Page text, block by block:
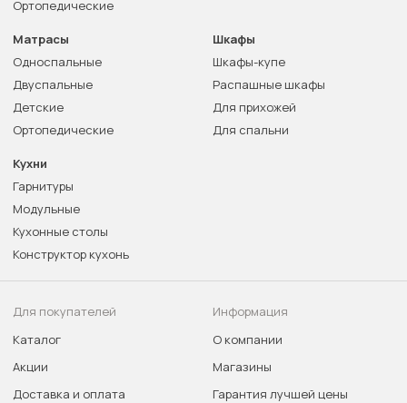
Ортопедические
Матрасы
Односпальные
Двуспальные
Детские
Ортопедические
Шкафы
Шкафы-купе
Распашные шкафы
Для прихожей
Для спальни
Кухни
Гарнитуры
Модульные
Кухонные столы
Конструктор кухонь
Для покупателей
Каталог
Акции
Доставка и оплата
Информация
О компании
Магазины
Гарантия лучшей цены